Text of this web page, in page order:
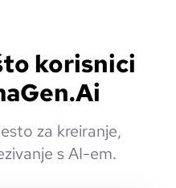
korisnici
za kreiranje,
s AI-em.